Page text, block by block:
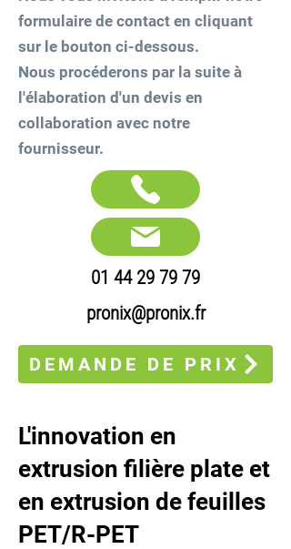
formulaire de contact en cliquant
sur le bouton ci-dessous.
Nous procéderons par la suite à
l'élaboration d'un devis en
collaboration avec notre
fournisseur.
01 44 29 79 79
pronix@pronix.fr
DEMANDE DE PRIX
L'innovation en
extrusion filière plate et
en extrusion de feuilles
PET/R-PET